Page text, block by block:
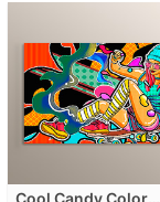
Cool Candy Color